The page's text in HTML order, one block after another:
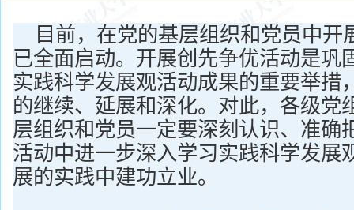
目前，在党的基层组织和党员中开
已全面启动。开展创先争优活动是巩
实践科学发展观活动成果的重要举措
的继续、延展和深化。对此，各级党
层组织和党员一定要深刻认识、准确
活动中进一步深入学习实践科学发展
展的实践中建功立业。